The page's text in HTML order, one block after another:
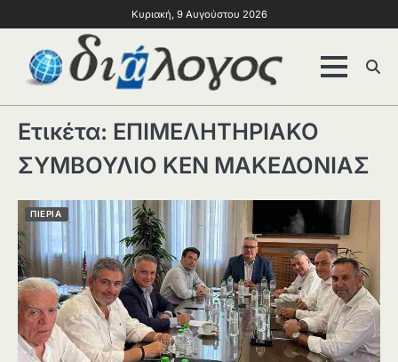
Κυριακή, 9 Αυγούστου 2026
Ετικέτα: ΕΠΙΜΕΛΗΤΗΡΙΑΚΟ
ΣΥΜΒΟΥΛΙΟ ΚΕΝ ΜΑΚΕΔΟΝΙΑΣ
ΠΙΕΡΙΑ